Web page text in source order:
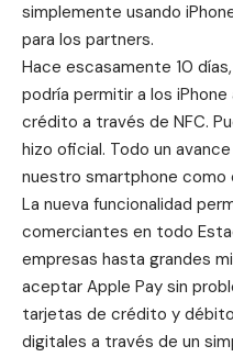
simplemente usando
para los partners.
Hace escasamente 10
podría permitir a los
crédito a través de NFC.
hizo oficial. Todo un
nuestro smartphone como
La nueva funcionalidad
comerciantes en todo
empresas hasta grandes
aceptar Apple Pay sin
tarjetas de crédito y
digitales a través de un